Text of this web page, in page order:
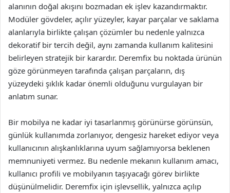
alanının doğal akışını bozmadan ek işlev kazandırmaktır.
Modüler gövdeler, açılır yüzeyler, kayar parçalar ve saklama
alanlarıyla birlikte çalışan çözümler bu nedenle yalnızca
dekoratif bir tercih değil, aynı zamanda kullanım kalitesini
belirleyen stratejik bir karardır. Deremfix bu noktada ürünün
göze görünmeyen tarafında çalışan parçaların, dış
yüzeydeki şıklık kadar önemli olduğunu vurgulayan bir
anlatım sunar.
Bir mobilya ne kadar iyi tasarlanmış görünürse görünsün,
günlük kullanımda zorlanıyor, dengesiz hareket ediyor veya
kullanıcının alışkanlıklarına uyum sağlamıyorsa beklenen
memnuniyeti vermez. Bu nedenle mekanın kullanım amacı,
kullanıcı profili ve mobilyanın taşıyacağı görev birlikte
düşünülmelidir. Deremfix için işlevsellik, yalnızca açılıp